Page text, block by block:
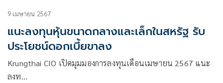
9 เมษายน 2567
แนะลงทุนหุ้นขนาดกลางและเล็กในสหรัฐ รับ
ประโยชน์ดอกเบี้ยขาลง
Krungthai CIO เปิดมุมมองการลงทุนเดือนเมษายน 2567 แนะ
ลงท…